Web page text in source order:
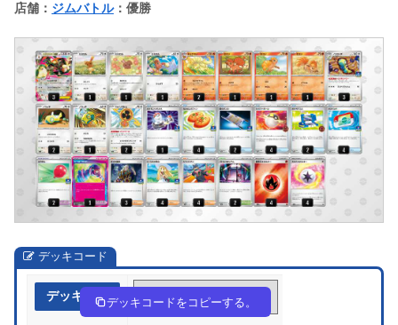
店舗： ジムバトル：優勝
デッキコード
デッキ作成 gHg9gi-6KNKGb-ngQngn
デッキコードをコピーする。